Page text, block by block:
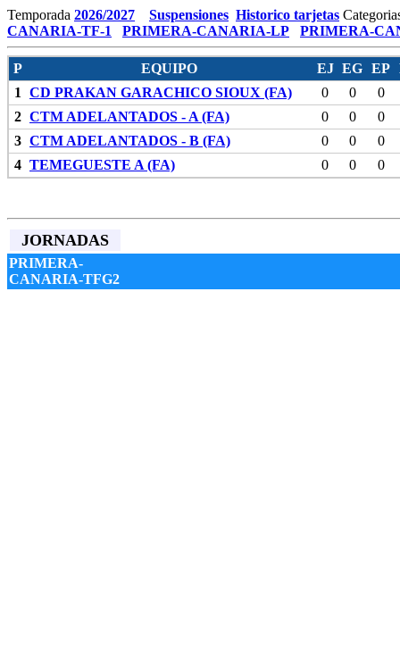
Temporada 2026/2027 Suspensiones Historico tarjetas
CANARIA-TF-1
PRIMERA-CANARIA-LP PRIMERA-
P EQUIPO EJ EG EP
1
CD PRAKAN GARACHICO SIOUX (FA) 0 0
0
2 CTM ADELANTADOS - A (FA) 0 0
0
3 CTM ADELANTADOS - B (FA) 0 0
0
4 TEMEGUESTE A (FA) 0 0 0
JORNADAS
PRIMERA-
CANARIA-TFG2